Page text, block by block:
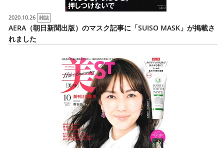
2020.10.26 雑誌
AERA（朝日新聞出版）のマスク記事に「SUISO MASK」が掲載さ
れました